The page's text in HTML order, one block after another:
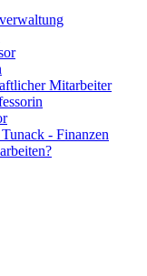
Mitarbeiter
- Finanzen